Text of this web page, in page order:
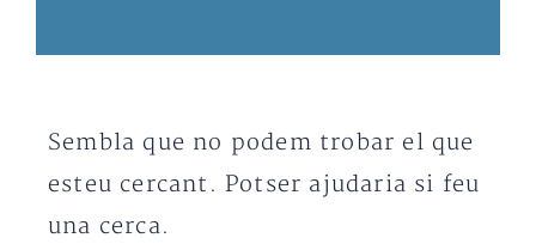
Sembla que no podem trobar el que
esteu cercant. Potser ajudaria si feu
una cerca.